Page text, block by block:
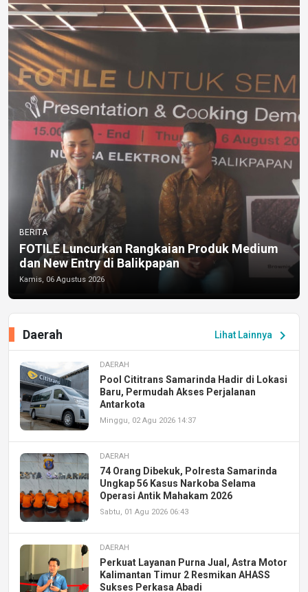
BERITA
FOTILE Luncurkan Rangkaian Produk Medium
dan New Entry di Balikpapan
Kamis, 06 Agustus 2026
Lihat Lainnya chevron_right
Daerah
DAERAH
Pool Cititrans Samarinda Hadir di Lokasi
Baru, Permudah Akses Perjalanan
Antarkota
Minggu, 02 Agu 2026 14:37
DAERAH
74 Orang Dibekuk, Polresta Samarinda
Ungkap 56 Kasus Narkoba Selama
Operasi Antik Mahakam 2026
Sabtu, 01 Agu 2026 06:43
DAERAH
Perkuat Layanan Purna Jual, Astra Motor
Kalimantan Timur 2 Resmikan AHASS
Sukses Perkasa Abadi